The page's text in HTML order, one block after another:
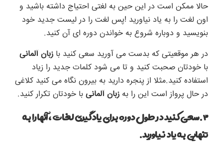
حالا ممکن است در این حین به لغتی احتیاج داشته باشید و
اون لغت را به یاد نیاورید !پس لغت را در لیست جدید خود
بنویسید و دوباره شروع به خواندن دوره ای آن کنید.
در هر موقعیتی که بدست می آورید سعی کنید با زبان آلمانی
با خودتان صحبت کنید و تا می شود کلمات جدید را زیاد
استفاده کنید.مثلا از پنجره دارید به بیرون نگاه می کنید کلاغی
در حال پرواز است این را به زبان آلمانی با خودتان تکرار کنید.
۳.سعی کنید در طول دوره برای یادگیری لغات ،آنهارا به
تنهایی به یاد نیاورید.